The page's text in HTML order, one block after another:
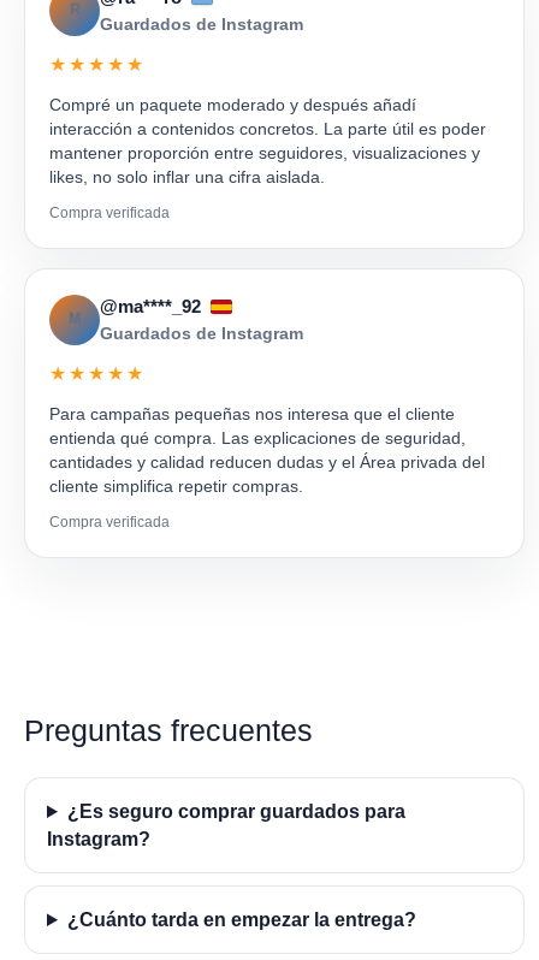
R
Guardados de Instagram
★★★★★
Compré un paquete moderado y después añadí
interacción a contenidos concretos. La parte útil es poder
mantener proporción entre seguidores, visualizaciones y
likes, no solo inflar una cifra aislada.
Compra verificada
M
@ma****_92
Guardados de Instagram
★★★★★
Para campañas pequeñas nos interesa que el cliente
entienda qué compra. Las explicaciones de seguridad,
cantidades y calidad reducen dudas y el Área privada del
cliente simplifica repetir compras.
Compra verificada
Preguntas frecuentes
¿Es seguro comprar guardados para
Instagram?
¿Cuánto tarda en empezar la entrega?